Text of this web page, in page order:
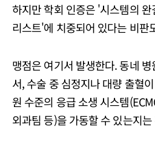
하지만 학회 인증은 '시스템의
리스트'에 치중되어 있다는 비판
맹점은 여기서 발생한다. 동네
서, 수술 중 심정지나 대량 출혈
원 수준의 응급 소생 시스템
외과팀 등)을 가동할 수 있는지